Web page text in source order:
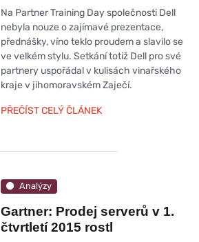
Na Partner Training Day společnosti Dell
nebyla nouze o zajímavé prezentace,
přednášky, víno teklo proudem a slavilo se
ve velkém stylu. Setkání totiž Dell pro své
partnery uspořádal v kulisách vinařského
kraje v jihomoravském Zaječí.
PŘEČÍST CELÝ ČLÁNEK
Analýzy
Gartner: Prodej serverů v 1.
čtvrtletí 2015 rostl